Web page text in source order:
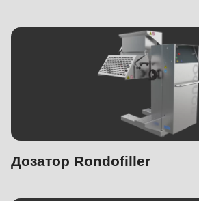
Дозатор Rondofiller